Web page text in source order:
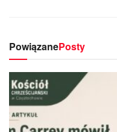
PowiązanePosty